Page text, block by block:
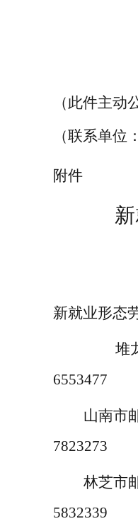
（此件主动
（联系单
附件
新就业形态
堆
6553477
山南市
7823273
林芝市
5832339